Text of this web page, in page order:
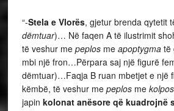
“-Stela e Vlorës, gjetur brenda qytetit
dëmtuar)… Në faqen A të ilustrimit
të veshur me peplosme apoptygmatë
mbi një fron…Përpara saj një figurë
dëmtuar)…Faqja B ruan mbetjet e një
këmbë, të veshur me peplosme
japin kolonat anësore që kuadrojnë